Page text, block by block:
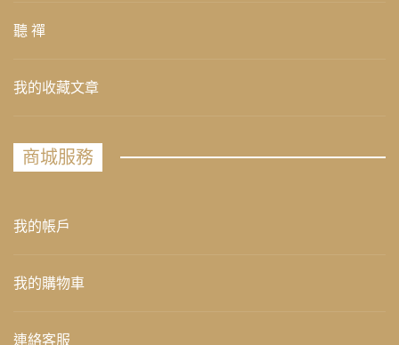
聽 禪
我的收藏文章
商城服務
我的帳戶
我的購物車
連絡客服